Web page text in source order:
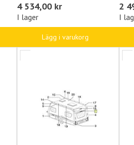
4 534,00 kr
I lager
Lägg i varukorg
2
I